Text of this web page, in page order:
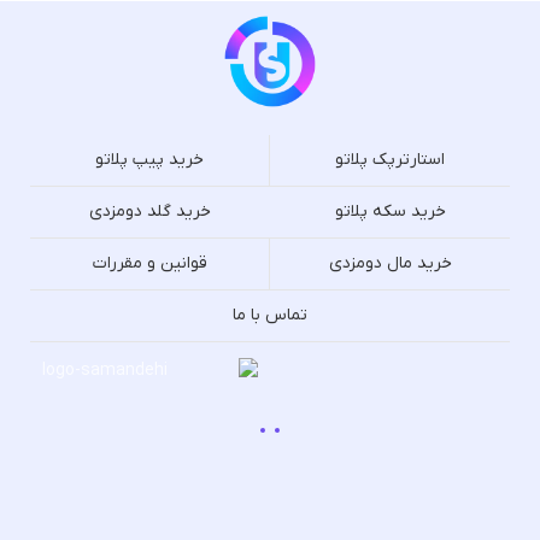
استارترپک پلاتو خرید پیپ پلاتو
خرید سکه پلاتو خرید گلد دومزدی
خرید مال دومزدی قوانین و مقررات
تماس با ما